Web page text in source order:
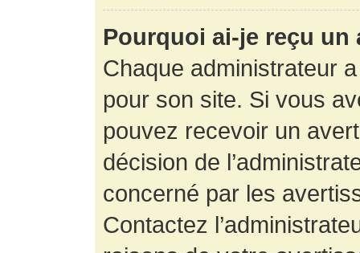
Pourquoi ai-je reçu un
Chaque administrateur
pour son site. Si vous
pouvez recevoir un
décision de
concerné par les
Contactez